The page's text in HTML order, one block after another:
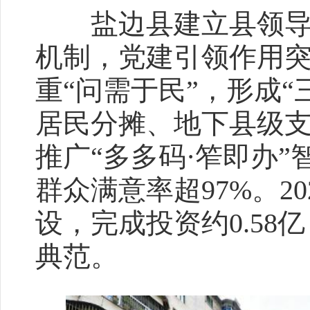
盐边县建立县领导
机制，党建引领作用
重“问需于民”，形成“
居民分摊、地下县级
推广“多多码·笮即办
群众满意率超97%。
设，完成投资约0.58
典范。